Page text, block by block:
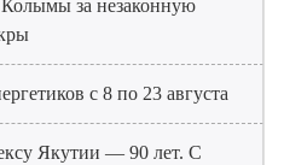
за незаконную
с 8 по 23 августа
Якутии — 90 лет. С